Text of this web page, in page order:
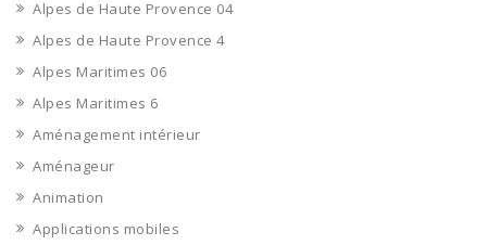
Alpes de Haute Provence 04
Alpes de Haute Provence 4
Alpes Maritimes 06
Alpes Maritimes 6
Aménagement intérieur
Aménageur
Animation
Applications mobiles